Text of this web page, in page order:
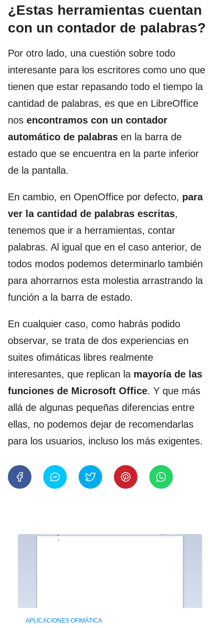
¿Estas herramientas cuentan
con un contador de palabras?
Por otro lado, una cuestión sobre todo
interesante para los escritores como uno que
tienen que estar repasando todo el tiempo la
cantidad de palabras, es que en LibreOffice
nos encontramos con un contador
automático de palabras en la barra de
estado que se encuentra en la parte inferior
de la pantalla.
En cambio, en OpenOffice por defecto, para
ver la cantidad de palabras escritas,
tenemos que ir a herramientas, contar
palabras. Al igual que en el caso anterior, de
todos modos podemos determinarlo también
para ahorrarnos esta molestia arrastrando la
función a la barra de estado.
En cualquier caso, como habrás podido
observar, se trata de dos experiencias en
suites ofimáticas libres realmente
interesantes, que replican la mayoría de las
funciones de Microsoft Office. Y que más
allá de algunas pequeñas diferencias entre
ellas, no podemos dejar de recomendarlas
para los usuarios, incluso los más exigentes.
APLICACIONES OFIMÁTICA